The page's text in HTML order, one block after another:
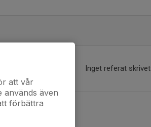
Inget referat skrivet
att vår
används även
förbättra